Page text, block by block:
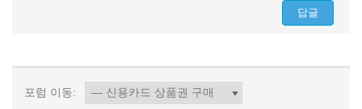
포럼 이동: